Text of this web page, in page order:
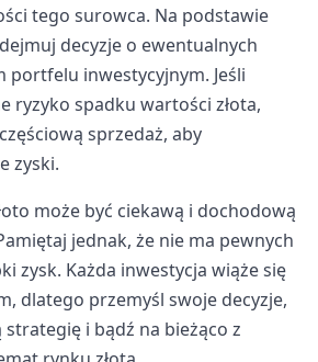
tego surowca. Na podstawie
decyzje o ewentualnych
portfelu inwestycyjnym. Jeśli
ryzyko spadku wartości złota,
sprzedaż, aby
zyski.
może być ciekawą i dochodową
jednak, że nie ma pewnych
zysk. Każda inwestycja wiąże się
dlatego przemyśl swoje decyzje,
i bądź na bieżąco z